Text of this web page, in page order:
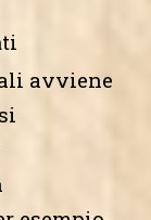
avviene